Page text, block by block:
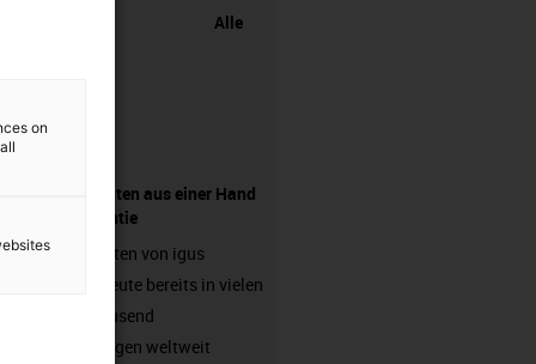
Alle
Komponenten aus einer Hand
- mit Garantie
Energieketten von igus
arbeiten heute bereits in vielen
hunderttausend
Anwendungen weltweit
on